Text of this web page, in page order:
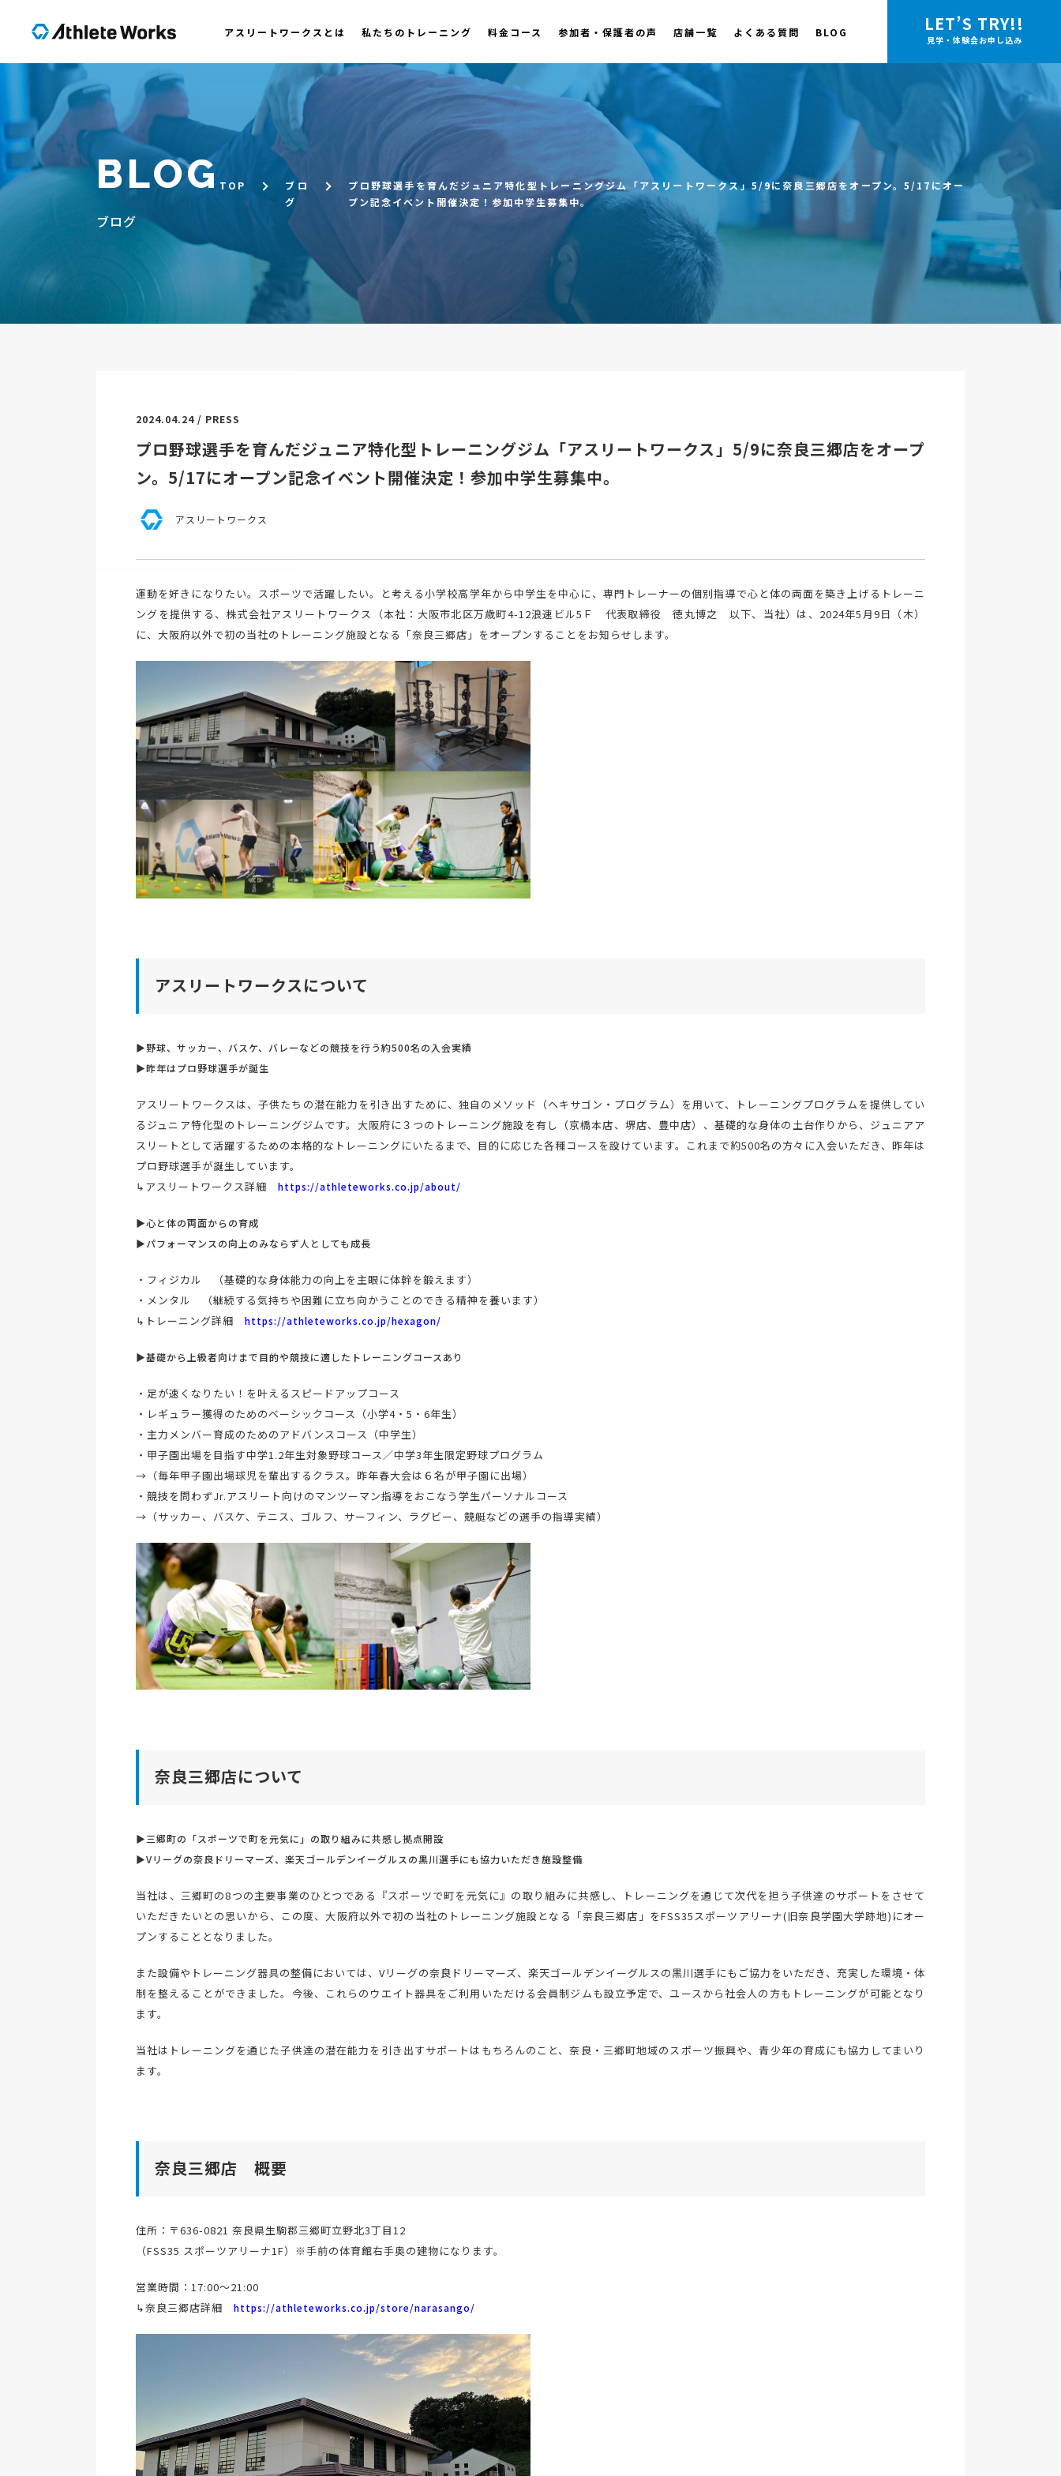
アスリートワークスとは 私たちのトレーニング 料金コース 参加者・保護者の声 店舗一覧 よくある質問 BLOG LET’S TRY!!
見学・体験会お申し込み
BLOG
ブログ
TOP
ブロ
グ
プロ野球選手を育んだジュニア特化型トレーニングジム「アスリートワークス」5/9に奈良三郷店をオープン。5/17にオー
プン記念イベント開催決定！参加中学生募集中。
2024.04.24 / PRESS
プロ野球選手を育んだジュニア特化型トレーニングジム「アスリートワークス」5/9に奈良三郷店をオープ
ン。5/17にオープン記念イベント開催決定！参加中学生募集中。
アスリートワークス
運動を好きになりたい。スポーツで活躍したい。と考える小学校高学年から中学生を中心に、専門トレーナーの個別指導で心と体の両面を築き上げるトレーニ
ングを提供する、株式会社アスリートワークス（本社：大阪市北区万歳町4-12浪速ビル5Ｆ 代表取締役 徳丸博之 以下、当社）は、2024年5月9日（木）
に、大阪府以外で初の当社のトレーニング施設となる「奈良三郷店」をオープンすることをお知らせします。
アスリートワークスについて
▶野球、サッカー、バスケ、バレーなどの競技を行う約500名の入会実績
▶昨年はプロ野球選手が誕生
アスリートワークスは、子供たちの潜在能力を引き出すために、独自のメソッド（ヘキサゴン・プログラム）を用いて、トレーニングプログラムを提供してい
るジュニア特化型のトレーニングジムです。大阪府に３つのトレーニング施設を有し（京橋本店、堺店、豊中店）、基礎的な身体の土台作りから、ジュニアア
スリートとして活躍するための本格的なトレーニングにいたるまで、目的に応じた各種コースを設けています。これまで約500名の方々に入会いただき、昨年は
プロ野球選手が誕生しています。
↳アスリートワークス詳細 https://athleteworks.co.jp/about/
▶心と体の両面からの育成
▶パフォーマンスの向上のみならず人としても成長
・フィジカル （基礎的な身体能力の向上を主眼に体幹を鍛えます）
・メンタル （継続する気持ちや困難に立ち向かうことのできる精神を養います）
↳トレーニング詳細 https://athleteworks.co.jp/hexagon/
▶基礎から上級者向けまで目的や競技に適したトレーニングコースあり
・足が速くなりたい！を叶えるスピードアップコース
・レギュラー獲得のためのベーシックコース（小学4・5・6年生）
・主力メンバー育成のためのアドバンスコース（中学生）
・甲子園出場を目指す中学1.2年生対象野球コース／中学3年生限定野球プログラム
→（毎年甲子園出場球児を輩出するクラス。昨年春大会は６名が甲子園に出場）
・競技を問わずJr.アスリート向けのマンツーマン指導をおこなう学生パーソナルコース
→（サッカー、バスケ、テニス、ゴルフ、サーフィン、ラグビー、競艇などの選手の指導実績）
奈良三郷店について
▶三郷町の「スポーツで町を元気に」の取り組みに共感し拠点開設
▶Vリーグの奈良ドリーマーズ、楽天ゴールデンイーグルスの黒川選手にも協力いただき施設整備
当社は、三郷町の8つの主要事業のひとつである『スポーツで町を元気に』の取り組みに共感し、トレーニングを通じて次代を担う子供達のサポートをさせて
いただきたいとの思いから、この度、大阪府以外で初の当社のトレーニング施設となる「奈良三郷店」をFSS35スポーツアリーナ(旧奈良学園大学跡地)にオー
プンすることとなりました。
また設備やトレーニング器具の整備においては、Vリーグの奈良ドリーマーズ、楽天ゴールデンイーグルスの黒川選手にもご協力をいただき、充実した環境・体
制を整えることができました。今後、これらのウエイト器具をご利用いただける会員制ジムも設立予定で、ユースから社会人の方もトレーニングが可能となり
ます。
当社はトレーニングを通じた子供達の潜在能力を引き出すサポートはもちろんのこと、奈良・三郷町地域のスポーツ振興や、青少年の育成にも協力してまいり
ます。
奈良三郷店 概要
住所：〒636-0821 奈良県生駒郡三郷町立野北3丁目12
（FSS35 スポーツアリーナ1F）※手前の体育館右手奥の建物になります。
営業時間：17:00～21:00
↳奈良三郷店詳細 https://athleteworks.co.jp/store/narasango/